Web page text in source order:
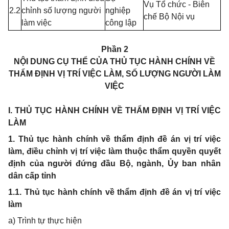
2.2chỉnh số lượng người
àm việc
nghiệp
công lập
Vụ Tổ chức - Biên
chế Bộ Nội vụ
Phần 2
NỘI DUNG CỤ THỂ CỦA THỦ TỤC HÀNH CHÍNH VỀ
THẨM ĐỊNH VỊ TRÍ VIỆC LÀM, SỐ LƯỢNG NGƯỜI LÀM
VIỆC
I. THỦ TỤC HÀNH CHÍNH VỀ THẨM ĐỊNH VỊ TRÍ VIỆC
LÀM
1. Thủ tục hành chính về thẩm định đề án vị trí việc
làm, điều chỉnh vị trí việc làm thuộc thẩm quyền quyết
định của người đứng đầu Bộ, ngành, Ủy ban nhân
dân cấp tỉnh
1.1. Thủ tục hành chính về thẩm định đề án vị trí việc
làm
a) Trình tự thực hiện